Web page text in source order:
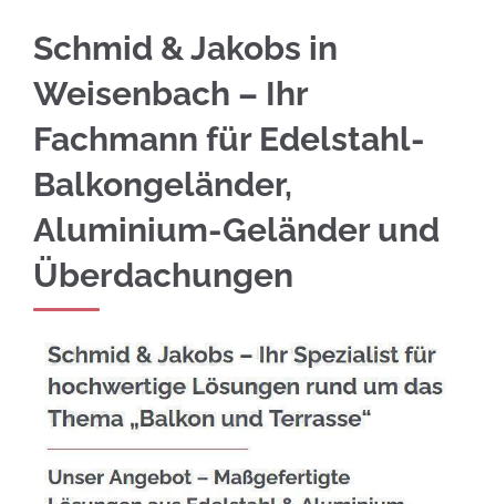
Schmid & Jakobs in
Weisenbach – Ihr
Fachmann für Edelstahl-
Balkongeländer,
Aluminium-Geländer und
Überdachungen